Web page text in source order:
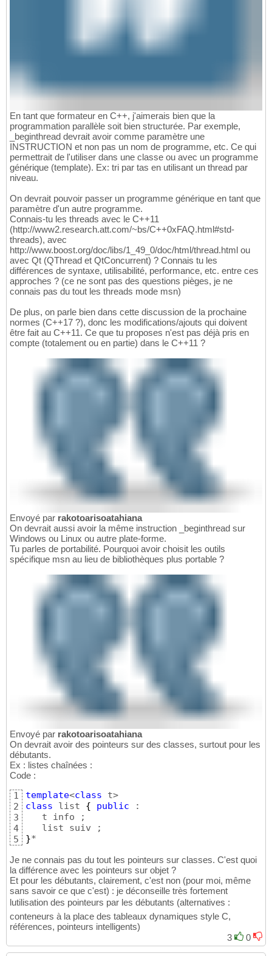
En tant que formateur en C++, j'aimerais bien que la
programmation parallèle soit bien structurée. Par exemple,
_beginthread devrait avoir comme paramètre une
INSTRUCTION et non pas un nom de programme, etc. Ce qui
permettrait de l'utiliser dans une classe ou avec un programme
générique (template). Ex: tri par tas en utilisant un thread par
niveau.
On devrait pouvoir passer un programme générique en tant que
paramètre d'un autre programme.
Connais-tu les threads avec le C++11
(http://www2.research.att.com/~bs/C++0xFAQ.html#std-
threads), avec
http://www.boost.org/doc/libs/1_49_0/doc/html/thread.html ou
avec Qt (QThread et QtConcurrent) ? Connais tu les
différences de syntaxe, utilisabilité, performance, etc. entre ces
approches ? (ce ne sont pas des questions pièges, je ne
connais pas du tout les threads mode msn)
De plus, on parle bien dans cette discussion de la prochaine
normes (C++17 ?), donc les modifications/ajouts qui doivent
être fait au C++11. Ce que tu proposes n'est pas déjà pris en
compte (totalement ou en partie) dans le C++11 ?
Envoyé par rakotoarisoatahiana
On devrait aussi avoir la même instruction _beginthread sur
Windows ou Linux ou autre plate-forme.
Tu parles de portabilité. Pourquoi avoir choisit les outils
spécifique msn au lieu de bibliothèques plus portable ?
Envoyé par rakotoarisoatahiana
On devrait avoir des pointeurs sur des classes, surtout pour les
débutants.
Ex : listes chaînées :
Code :
1
2
3
4
5
template<class
class list { public :
   t info ;
}*
Je ne connais pas du tout les pointeurs sur classes. C'est quoi
la différence avec les pointeurs sur objet ?
Et pour les débutants, clairement, c'est non (pour moi, même
sans savoir ce que c'est) : je déconseille très fortement
lutilisation des pointeurs par les débutants (alternatives :
conteneurs à la place des tableaux dynamiques style C,
références, pointeurs intelligents)
3
0